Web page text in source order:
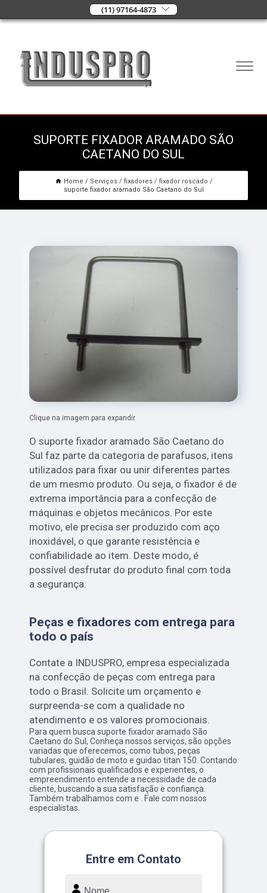
(11) 97164-4873
SUPORTE FIXADOR ARAMADO SÃO
CAETANO DO SUL
Home Serviços fixadores
fixador roscado
suporte fixador aramado São Caetano do Sul
Clique na imagem para expandir
O suporte fixador aramado São Caetano do
Sul faz parte da categoria de parafusos, itens
utilizados para fixar ou unir diferentes partes
de um mesmo produto. Ou seja, o fixador é de
extrema importância para a confecção de
máquinas e objetos mecânicos. Por este
motivo, ele precisa ser produzido com aço
inoxidável, o que garante resistência e
confiabilidade ao item. Deste modo, é
possível desfrutar do produto final com toda
a segurança.
Peças e fixadores com entrega para
todo o país
Contate a INDUSPRO, empresa especializada
na confecção de peças com entrega para
todo o Brasil. Solicite um orçamento e
surpreenda-se com a qualidade no
atendimento e os valores promocionais.
Para quem busca suporte fixador aramado São
Caetano do Sul, Conheça nossos serviços, são opções
variadas que oferecemos, como tubos, peças
tubulares, guidão de moto e guidao titan 150. Contando
com profissionais qualificados e experientes, o
empreendimento entende a necessidade de cada
cliente, buscando a sua satisfação e confiança.
Também trabalhamos com e . Fale com nossos
especialistas.
Entre em Contato